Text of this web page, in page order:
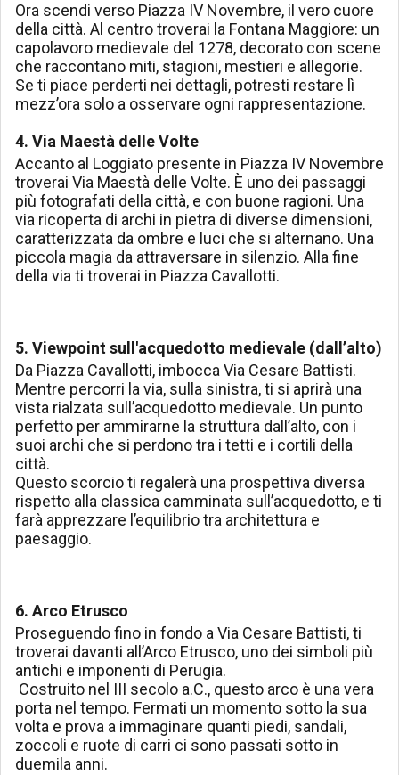
Ora scendi verso Piazza IV Novembre, il vero cuore
della città. Al centro troverai la Fontana Maggiore: un
capolavoro medievale del 1278, decorato con scene
che raccontano miti, stagioni, mestieri e allegorie.
Se ti piace perderti nei dettagli, potresti restare lì
mezz’ora solo a osservare ogni rappresentazione.
4. Via Maestà delle Volte
Accanto al Loggiato presente in Piazza IV Novembre
troverai Via Maestà delle Volte. È uno dei passaggi
più fotografati della città, e con buone ragioni. Una
via ricoperta di archi in pietra di diverse dimensioni,
caratterizzata da ombre e luci che si alternano. Una
piccola magia da attraversare in silenzio. Alla fine
della via ti troverai in Piazza Cavallotti.
5. Viewpoint sull'acquedotto medievale (dall’alto)
Da Piazza Cavallotti, imbocca Via Cesare Battisti.
Mentre percorri la via, sulla sinistra, ti si aprirà una
vista rialzata sull’acquedotto medievale. Un punto
perfetto per ammirarne la struttura dall’alto, con i
suoi archi che si perdono tra i tetti e i cortili della
città.
Questo scorcio ti regalerà una prospettiva diversa
rispetto alla classica camminata sull’acquedotto, e ti
farà apprezzare l’equilibrio tra architettura e
paesaggio.
6. Arco Etrusco
Proseguendo fino in fondo a Via Cesare Battisti, ti
troverai davanti all’Arco Etrusco, uno dei simboli più
antichi e imponenti di Perugia.
Costruito nel III secolo a.C., questo arco è una vera
porta nel tempo. Fermati un momento sotto la sua
volta e prova a immaginare quanti piedi, sandali,
zoccoli e ruote di carri ci sono passati sotto in
duemila anni.